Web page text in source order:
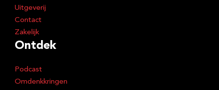
Uitgeverij
Contact
Zakelijk
Ontdek
Podcast
Omdenkkringen